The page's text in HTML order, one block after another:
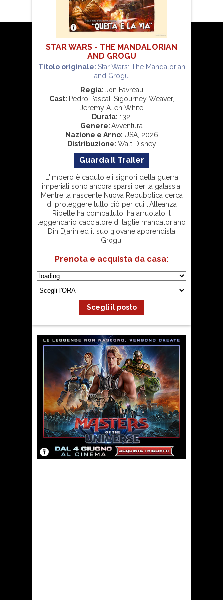
STAR WARS - THE MANDALORIAN
AND GROGU
Titolo originale: Star Wars: The Mandalorian
and Grogu
Regia: Jon Favreau
Cast: Pedro Pascal, Sigourney Weaver,
Jeremy Allen White
Durata: 132'
Genere: Avventura
Nazione e Anno: USA, 2026
Distribuzione: Walt Disney
Guarda Il Trailer
L'Impero è caduto e i signori della guerra
imperiali sono ancora sparsi per la galassia.
Mentre la nascente Nuova Repubblica cerca
di proteggere tutto ciò per cui l'Alleanza
Ribelle ha combattuto, ha arruolato il
leggendario cacciatore di taglie mandaloriano
Din Djarin ed il suo giovane apprendista
Grogu.
Prenota e acquista da casa:
Scegli il posto